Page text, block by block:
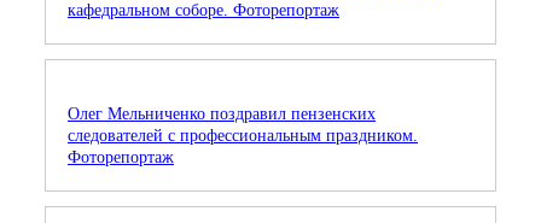
кафедральном соборе. Фоторепортаж
Олег Мельниченко поздравил пензенских
следователей с профессиональным праздником.
Фоторепортаж